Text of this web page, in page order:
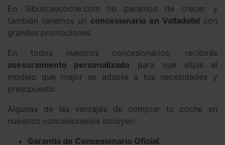
En Sibuscascoche.com no paramos de crecer y
también tenemos un concesionario en Valladolid con
grandes promociones.
En todos nuestros concesionarios, recibirás
asesoramiento personalizado para que elijas el
modelo que mejor se adapte a tus necesidades y
presupuesto.
Algunas de las ventajas de comprar tu coche en
nuestros concesionarios incluyen:
Garantía de Concesionario Oficial.